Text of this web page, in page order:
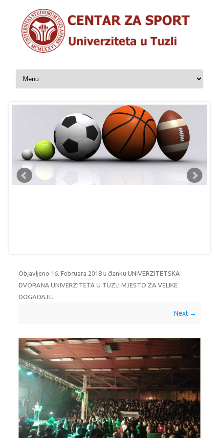
Skip to content
Objavljeno 16. Februara 2018 u članku UNIVERZITETSKA
DVORANA UNIVERZITETA U TUZLI MJESTO ZA VELIKE
DOGAĐAJE
Next →